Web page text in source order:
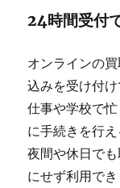
24時間受付
オンラインの
込みを受け付け
仕事や学校で
に手続きを行
夜間や休日で
にせず利用でき